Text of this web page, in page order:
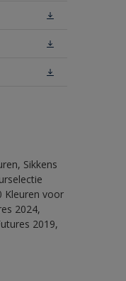
Sikkens
Kleuren voor
2024,
2019,